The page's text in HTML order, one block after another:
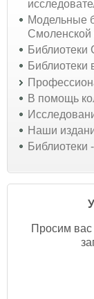
Модельные
Смоленской
Библиотеки
Библиотеки
В помощь
Наши
Просим вас